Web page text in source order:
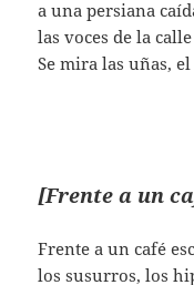
a una persiana
las voces de la
Se mira las uñas,
[Frente a un
Frente a un café
los susurros, los